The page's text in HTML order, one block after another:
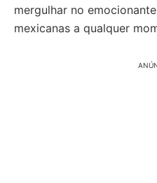
mergulhar no
mexicanas a qualquer